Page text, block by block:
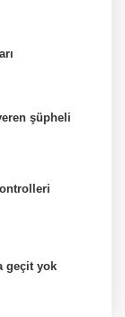
şüpheli
geçit yok